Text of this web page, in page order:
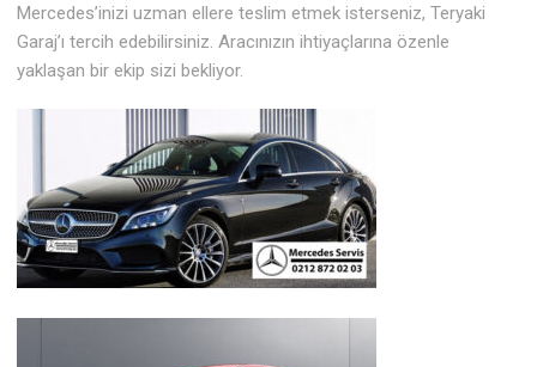
Mercedes’inizi uzman ellere teslim etmek isterseniz, Teryaki
Garaj’ı tercih edebilirsiniz. Aracınızın ihtiyaçlarına özenle
yaklaşan bir ekip sizi bekliyor.